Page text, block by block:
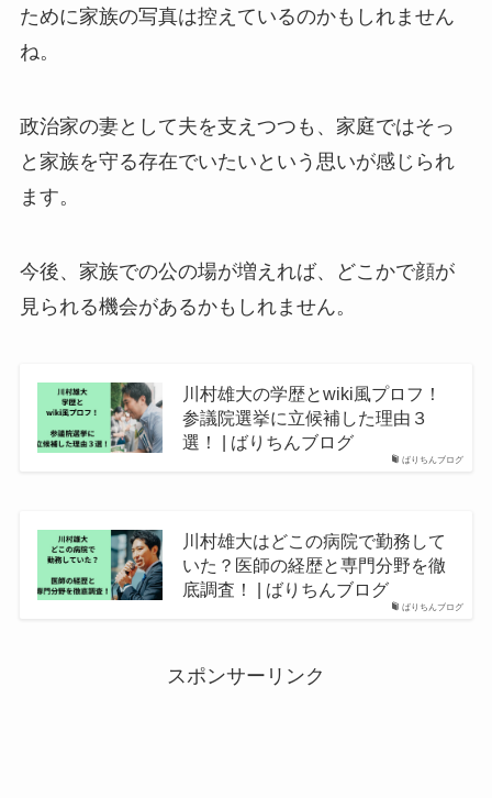
ために家族の写真は控えているのかもしれません
ね。
政治家の妻として夫を支えつつも、家庭ではそっ
と家族を守る存在でいたいという思いが感じられ
ます。
今後、家族での公の場が増えれば、どこかで顔が
見られる機会があるかもしれません。
ばりちんブログ
川村雄大の学歴とwiki風プロフ！
参議院選挙に立候補した理由３
選！ | ばりちんブログ
ばりちんブログ
川村雄大はどこの病院で勤務して
いた？医師の経歴と専門分野を徹
底調査！ | ばりちんブログ
スポンサーリンク